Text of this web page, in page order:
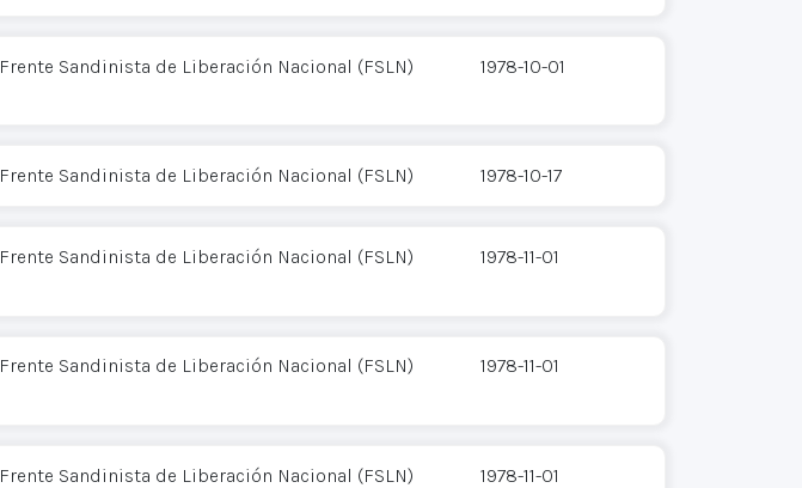
Frente Sandinista de Liberación Nacional (FSLN) 1978-10-01
Frente Sandinista de Liberación Nacional (FSLN) 1978-10-17
Frente Sandinista de Liberación Nacional (FSLN) 1978-11-01
Frente Sandinista de Liberación Nacional (FSLN) 1978-11-01
Frente Sandinista de Liberación Nacional (FSLN) 1978-11-01